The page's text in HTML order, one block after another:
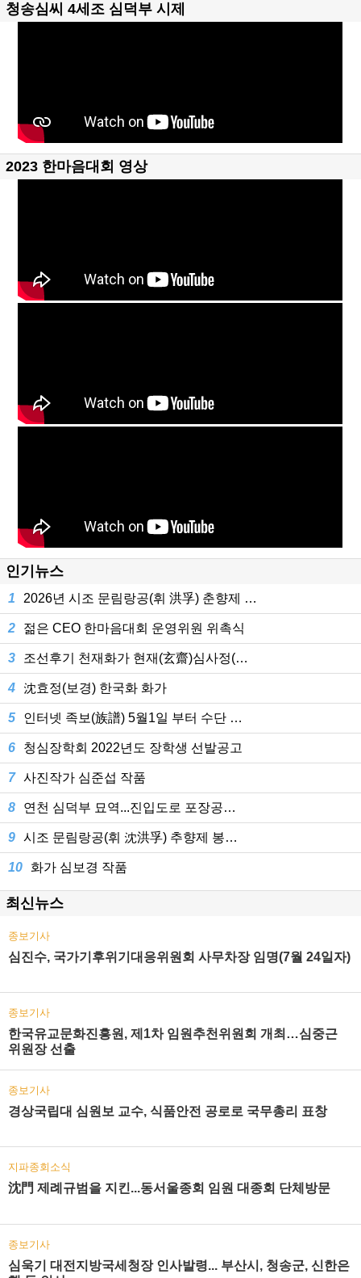
청송심씨 4세조 심덕부 시제
2023 한마음대회 영상
인기뉴스
1 2026년 시조 문림랑공(휘 洪孚) 춘향제 …
2 젊은 CEO 한마음대회 운영위원 위촉식
3 조선후기 천재화가 현재(玄齋)심사정(…
4 沈효정(보경) 한국화 화가
5 인터넷 족보(族譜) 5월1일 부터 수단 …
6 청심장학회 2022년도 장학생 선발공고
7 사진작가 심준섭 작품
8 연천 심덕부 묘역...진입도로 포장공…
9 시조 문림랑공(휘 沈洪孚) 추향제 봉…
10 화가 심보경 작품
최신뉴스
종보기사
심진수, 국가기후위기대응위원회 사무차장 임명(7월 24일자)
종보기사
한국유교문화진흥원, 제1차 임원추천위원회 개최…심중근
위원장 선출
종보기사
경상국립대 심원보 교수, 식품안전 공로로 국무총리 표창
지파종회소식
沈門 제례규범을 지킨...동서울종회 임원 대종회 단체방문
종보기사
심욱기 대전지방국세청장 인사발령... 부산시, 청송군, 신한은